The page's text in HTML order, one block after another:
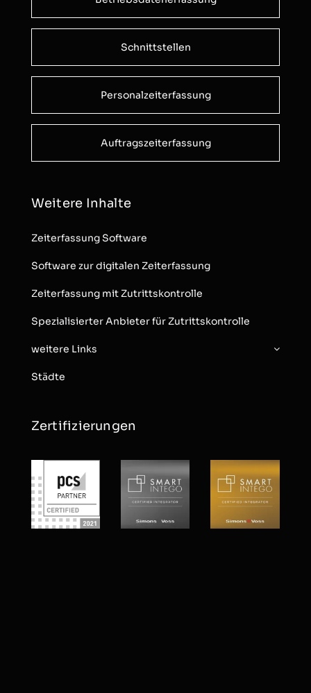
Schnittstellen
Personalzeiterfassung
Auftragszeiterfassung
Weitere Inhalte
Zeiterfassung Software
Software zur digitalen Zeiterfassung
Zeiterfassung mit Zutrittskontrolle
Spezialisierter Anbieter für Zutrittskontrolle
weitere Links
Städte
Zertifizierungen